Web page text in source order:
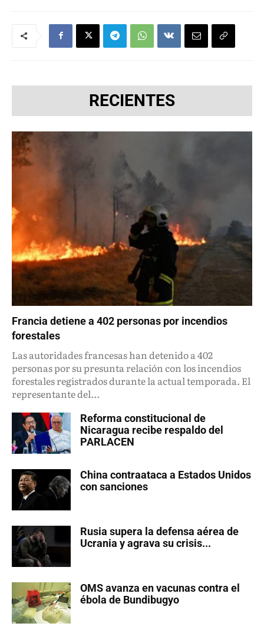
RECIENTES
Francia detiene a 402 personas por incendios
forestales
Las autoridades francesas han detenido a 402
personas por su presunta relación con los incendios
forestales registrados durante la actual temporada. El
representante del...
Reforma constitucional de
Nicaragua recibe respaldo del
PARLACEN
China contraataca a Estados Unidos
con sanciones
Rusia supera la defensa aérea de
Ucrania y agrava su crisis...
OMS avanza en vacunas contra el
ébola de Bundibugyo